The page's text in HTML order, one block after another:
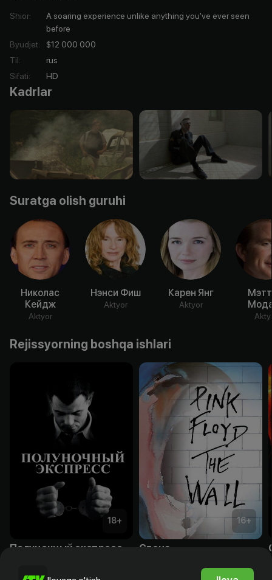
Shior:
A soaring experience unlike anything you've ever seen
before
Byudjet:
$12 000 000
Til:
rus
Sifati: HD
Kadrlar
Suratga olish guruhi
Николас
Кейдж
Aktyor
Нэнси Фиш
Aktyor
Карен Янг
Aktyor
Rejissyorning boshqa ishlari
18+
Полуночный экспресс
16+
Стена